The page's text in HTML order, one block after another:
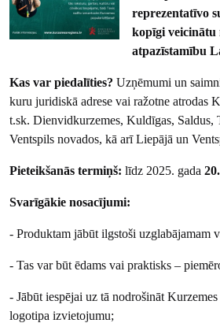
reprezentatīvo
kopīgi veicinātu
atpazīstamību
Kas var piedalīties? Uzņēmumi un
kuru juridiskā adrese vai ražotne atrodas
t.sk. Dienvidkurzemes, Kuldīgas, Saldus,
Ventspils novados, kā arī Liepājā un
Pieteikšanās termiņš: līdz 2025. gada
Svarīgākie nosacījumi:
- Produktam jābūt ilgstoši uzglabājamam
- Tas var būt ēdams vai praktisks –
- Jābūt iespējai uz tā nodrošināt
logotipa izvietojumu;